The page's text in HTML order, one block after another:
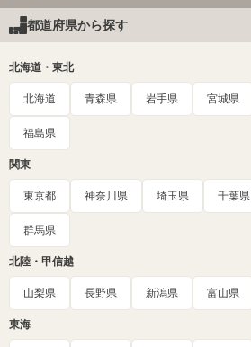
都道府県から探す
北海道・東北
北海道 青森県 岩手県 宮城県
福島県
関東
東京都 神奈川県 埼玉県 千葉県
群馬県
北陸・甲信越
山梨県 長野県 新潟県 富山県
東海